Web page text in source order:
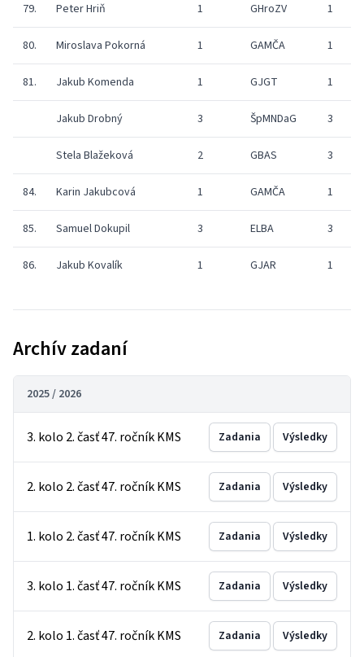
79. Peter Hriň 1 GHroZV 1
80. Miroslava Pokorná 1 GAMČA 1
81. Jakub Komenda 1 GJGT 1
Jakub Drobný 3 ŠpMNDaG 3
Stela Blažeková 2 GBAS 3
84. Karin Jakubcová 1 GAMČA 1
85. Samuel Dokupil 3 ELBA 3
86. Jakub Kovalík 1 GJAR 1
Archív zadaní
2025 / 2026
3. kolo 2. časť 47. ročník KMS Zadania Výsledky
2. kolo 2. časť 47. ročník KMS Zadania Výsledky
1. kolo 2. časť 47. ročník KMS Zadania Výsledky
3. kolo 1. časť 47. ročník KMS Zadania Výsledky
2. kolo 1. časť 47. ročník KMS Zadania Výsledky